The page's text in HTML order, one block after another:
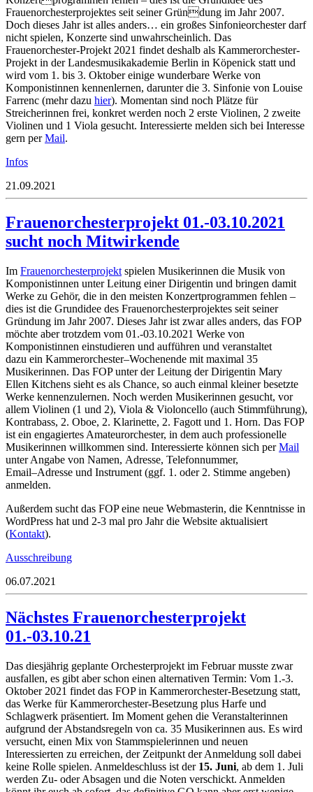
Frauenorchesterprojektes seit seiner Gründung im Jahr 2007.
Doch dieses Jahr ist alles anders… ein großes Sinfonieorchester darf
nicht spielen, Konzerte sind unwahrscheinlich. Das
Frauenorchester-Projekt 2021 findet deshalb als Kammerorchester-
Projekt in der Landesmusikakademie Berlin in Köpenick statt und
wird vom 1. bis 3. Oktober einige wunderbare Werke von
Komponistinnen kennenlernen, darunter die 3. Sinfonie von Louise
Farrenc (mehr dazu hier). Momentan sind noch Plätze für
Streicherinnen frei, konkret werden noch 2 erste Violinen, 2 zweite
Violinen und 1 Viola gesucht. Interessierte melden sich bei Interesse
gern perMail.
Infos
21.09.2021
Frauenorchesterprojekt 01.-03.10.2021
sucht noch Mitwirkende
Im Frauenorchesterprojekt spielen Musikerinnen die Musik von
Komponistinnen unter Leitung einer Dirigentin und bringen damit
Werke zu Gehör, die in den meisten Konzertprogrammen fehlen –
dies ist die Grundidee des Frauenorchesterprojektes seit seiner
Gründung im Jahr 2007. Dieses Jahr ist zwar alles anders, das FOP
möchte aber trotzdem vom 01.-03.10.2021 Werke von
Komponistinnen einstudieren und aufführen und veranstaltet
dazu ein Kammerorchester–Wochenende mit maximal 35
Musikerinnen. Das FOP unter der Leitung der Dirigentin Mary
Ellen Kitchens sieht es als Chance, so auch einmal kleiner besetzte
Werke kennenzulernen. Noch werden Musikerinnen gesucht, vor
allem Violinen (1 und 2), Viola & Violoncello (auch Stimmführung),
Kontrabass, 2. Oboe, 2. Klarinette, 2. Fagott und 1. Horn. Das FOP
ist ein engagiertes Amateurorchester, in dem auch professionelle
Musikerinnen willkommen sind. Interessierte können sich perMail
unter Angabe von Namen, Adresse, Telefonnummer,
Email–Adresse und Instrument (ggf. 1. oder 2. Stimme angeben)
anmelden.
Außerdem sucht das FOP eine neue Webmasterin, die Kenntnisse in
WordPress hat und 2-3 mal pro Jahr die Website aktualisiert
(Kontakt).
Ausschreibung
06.07.2021
Nächstes Frauenorchesterprojekt
01.-03.10.21
Das diesjährig geplante Orchesterprojekt im Februar musste zwar
ausfallen, es gibt aber schon einen alternativen Termin: Vom 1.-3.
Oktober 2021 findet das FOP in Kammerorchester-Besetzung statt,
das Werke für Kammerorchester-Besetzung plus Harfe und
Schlagwerk präsentiert. Im Moment gehen die Veranstalterinnen
aufgrund der Abstandsregeln von ca. 35 Musikerinnen aus. Es wird
versucht, einen Mix von Stammspielerinnen und neuen
Interessierten zu erreichen, der Zeitpunkt der Anmeldung soll dabei
keine Rolle spielen. Anmeldeschluss ist der 15. Juni, ab dem 1. Juli
werden Zu- oder Absagen und die Noten verschickt. Anmelden